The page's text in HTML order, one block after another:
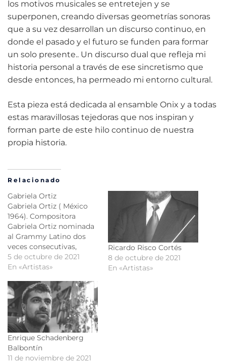
los motivos musicales se entretejen y se
superponen, creando diversas geometrías sonoras
que a su vez desarrollan un discurso continuo, en
donde el pasado y el futuro se funden para formar
un solo presente.. Un discurso dual que refleja mi
historia personal a través de ese sincretismo que
desde entonces, ha permeado mi entorno cultural.
Esta pieza está dedicada al ensamble Onix y a todas
estas maravillosas tejedoras que nos inspiran y
forman parte de este hilo continuo de nuestra
propia historia.
Relacionado
Gabriela Ortiz
Gabriela Ortiz ( México
1964). Compositora
Gabriela Ortiz nominada
al Grammy Latino dos
veces consecutivas,
acreedora del Premio
Nacional de Artes y
miembro de número de
la Academia de Artes y
Letras es considerada
como uno de los mas
importantes
compositores de su
generación. Ha
colaborado y…
5 de octubre de 2021
En «Artistas»
Ricardo Risco Cortés
8 de octubre de 2021
En «Artistas»
Enrique Schadenberg
Balbontín
11 de noviembre de 2021